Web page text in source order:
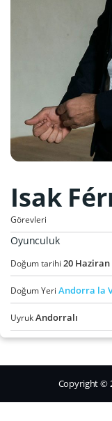
Isak
Görevleri
Oyunculuk
Doğum tarihi 20 Haziran
Doğum Yeri Andorra la
UyrukAndorralı
Copyright ©